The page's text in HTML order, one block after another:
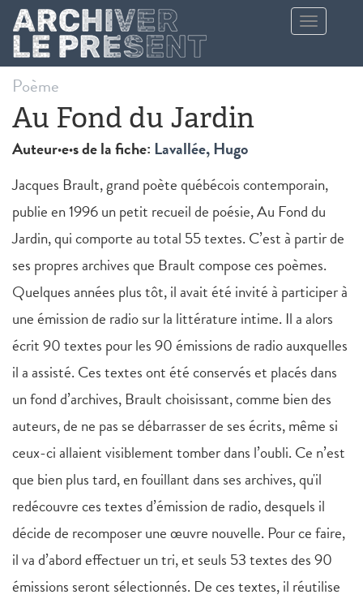
Aller au contenu principal
Toggle
navigation
Poème
Au Fond du Jardin
Auteur·e·s de la fiche: Lavallée, Hugo
Jacques Brault, grand poète québécois contemporain,
publie en 1996 un petit recueil de poésie, Au Fond du
Jardin, qui comporte au total 55 textes. C’est à partir de
ses propres archives que Brault compose ces poèmes.
Quelques années plus tôt, il avait été invité à participer à
une émission de radio sur la littérature intime. Il a alors
écrit 90 textes pour les 90 émissions de radio auxquelles
il a assisté. Ces textes ont été conservés et placés dans
un fond d’archives, Brault choisissant, comme bien des
auteurs, de ne pas se débarrasser de ses écrits, même si
ceux-ci allaient visiblement tomber dans l’oubli. Ce n’est
que bien plus tard, en fouillant dans ses archives, qu'il
redécouvre ces textes d’émission de radio, desquels il
décide de recomposer une œuvre nouvelle. Pour ce faire,
il va d’abord effectuer un tri, et seuls 53 textes des 90
émissions seront sélectionnés. De ces textes, il réutilise